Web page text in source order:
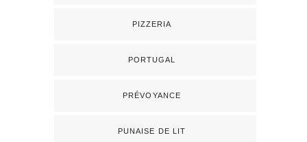
PIZZERIA
PORTUGAL
PRÉVOYANCE
PUNAISE DE LIT